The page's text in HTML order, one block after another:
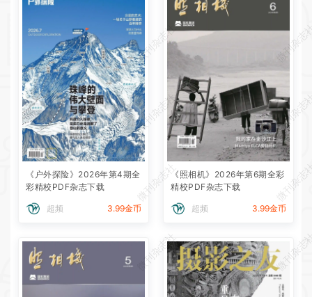
《户外探险》2026年第4期全
彩精校PDF杂志下载
超频 3.99金币
《照相机》2026年第6期全彩
精校PDF杂志下载
超频 3.99金币
微刊杂志社
微刊杂
微刊杂志社
微刊杂
微刊杂志社
微刊杂
微刊杂志社
微刊杂